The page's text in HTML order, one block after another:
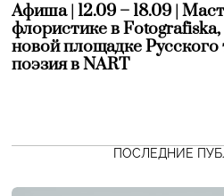
Афиша | 12.09 – 18.09 |
флористике в
новой площадке Русского
поэзия в NART
ПОСЛЕДНИЕ